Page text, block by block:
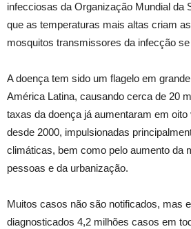
infecciosas da Organização Mundial da
que as temperaturas mais altas criam
mosquitos transmissores da infecção
A doença tem sido um flagelo em
América Latina, causando cerca de 20
taxas da doença já aumentaram em
desde 2000, impulsionadas
climáticas, bem como pelo aumento da
pessoas e da urbanização.
Muitos casos não são notificados, mas
diagnosticados 4,2 milhões casos em